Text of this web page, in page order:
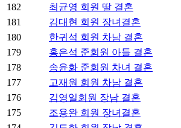
182
최균영 회원 딸 결혼
181
김대현 회원 장녀결혼
180
한귀석 회원 차남 결혼
179
홍은석 준회원 아들 결혼
178
송윤화 준회원 차녀 결혼
177
고재원 회원 차남 결혼
176
김영일회원 장남 결혼
175
조용완 회원 장녀결혼